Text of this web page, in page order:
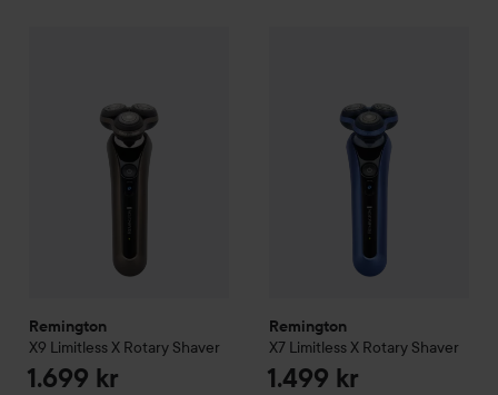
Remington
X9 Limitless X Rotary Shaver
1.699 kr
Remington
X7 Limitless X Rotary Shaver
1.499 kr